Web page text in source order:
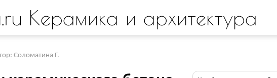
Керамика и архитектура
Соломатина Г.